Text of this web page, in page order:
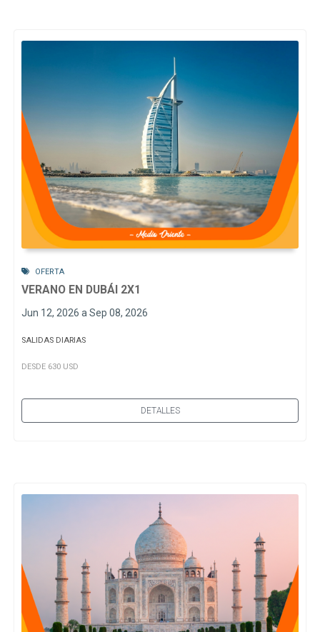
OFERTA
VERANO EN DUBÁI 2X1
Jun 12, 2026 a Sep 08, 2026
SALIDAS DIARIAS
DESDE 630 USD
DETALLES